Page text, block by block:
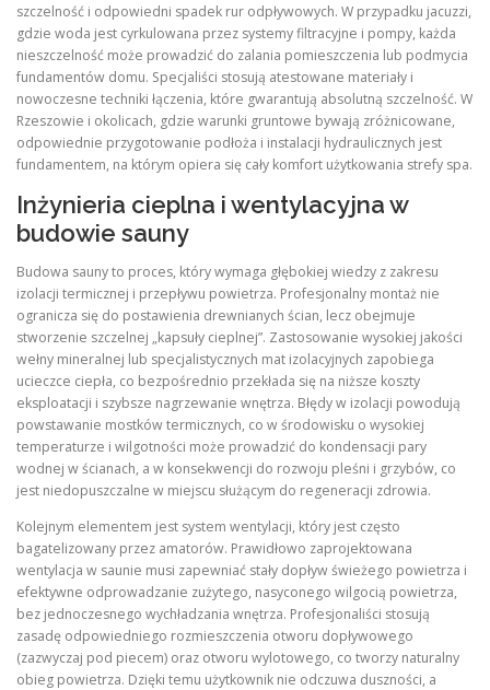
szczelność i odpowiedni spadek rur odpływowych. W przypadku jacuzzi,
gdzie woda jest cyrkulowana przez systemy filtracyjne i pompy, każda
nieszczelność może prowadzić do zalania pomieszczenia lub podmycia
fundamentów domu. Specjaliści stosują atestowane materiały i
nowoczesne techniki łączenia, które gwarantują absolutną szczelność. W
Rzeszowie i okolicach, gdzie warunki gruntowe bywają zróżnicowane,
odpowiednie przygotowanie podłoża i instalacji hydraulicznych jest
fundamentem, na którym opiera się cały komfort użytkowania strefy spa.
Inżynieria cieplna i wentylacyjna w
budowie sauny
Budowa sauny to proces, który wymaga głębokiej wiedzy z zakresu
izolacji termicznej i przepływu powietrza. Profesjonalny montaż nie
ogranicza się do postawienia drewnianych ścian, lecz obejmuje
stworzenie szczelnej „kapsuły cieplnej”. Zastosowanie wysokiej jakości
wełny mineralnej lub specjalistycznych mat izolacyjnych zapobiega
ucieczce ciepła, co bezpośrednio przekłada się na niższe koszty
eksploatacji i szybsze nagrzewanie wnętrza. Błędy w izolacji powodują
powstawanie mostków termicznych, co w środowisku o wysokiej
temperaturze i wilgotności może prowadzić do kondensacji pary
wodnej w ścianach, a w konsekwencji do rozwoju pleśni i grzybów, co
jest niedopuszczalne w miejscu służącym do regeneracji zdrowia.
Kolejnym elementem jest system wentylacji, który jest często
bagatelizowany przez amatorów. Prawidłowo zaprojektowana
wentylacja w saunie musi zapewniać stały dopływ świeżego powietrza i
efektywne odprowadzanie zużytego, nasyconego wilgocią powietrza,
bez jednoczesnego wychładzania wnętrza. Profesjonaliści stosują
zasadę odpowiedniego rozmieszczenia otworu dopływowego
(zazwyczaj pod piecem) oraz otworu wylotowego, co tworzy naturalny
obieg powietrza. Dzięki temu użytkownik nie odczuwa duszności, a